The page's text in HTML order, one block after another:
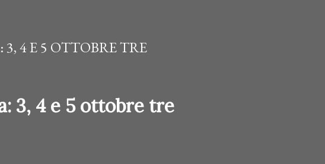
4 E 5 OTTOBRE TRE
3, 4 e 5 ottobre tre